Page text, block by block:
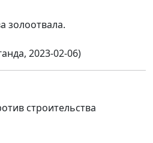
золоотвала.
2023-02-06)
строительства